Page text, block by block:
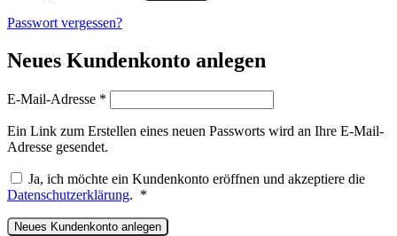
Passwort vergessen?
Neues Kundenkonto anlegen
E-Mail-Adresse *
Ein Link zum Erstellen eines neuen Passworts wird an Ihre E-Mail-
Adresse gesendet.
Ja, ich möchte ein Kundenkonto eröffnen und akzeptiere die
Datenschutzerklärung. *
Neues Kundenkonto anlegen